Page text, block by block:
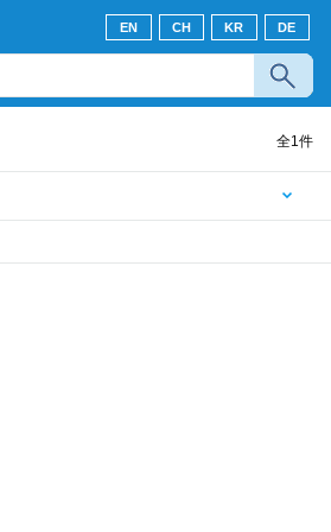
EN CH KR DE
全1件